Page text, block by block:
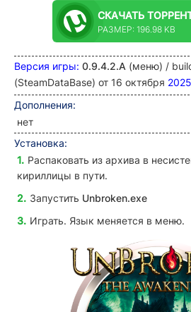
СКАЧАТЬ
РАЗМЕР: 196.98 KB
Версия игры: 0.9.4.2.A (меню) /
(SteamDataBase) от 16 октября 2025
Дополнения:
нет
Установка:
Распаковать из архива в
кириллицы в пути.
Запустить Unbroken.exe
Играть. Язык меняется в меню.